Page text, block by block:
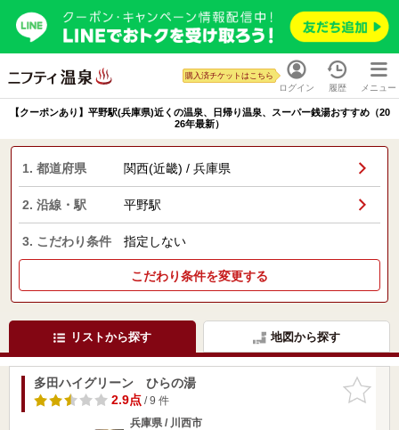
ログイン
購入済チケットはこちら
履歴 メニュー
【クーポンあり】平野駅(兵庫県)近くの温泉、日帰り温泉、スーパー銭湯おすすめ（20
26年最新）
1. 都道府県 関西(近畿) / 兵庫県
2. 沿線・駅 平野駅
3. こだわり条件 指定しない
こだわり条件を変更する
リストから探す 地図から探す
お気に入
りに追加
多田ハイグリーン ひらの湯
2.9点/ 9 件
兵庫県 / 川西市